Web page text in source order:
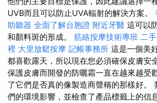
UVB而且可以防止UVA輻射的解決方案。
助聽器 全面了解台胞證 附近牙醫 這可以
和顏料斑的形成。 筋絡按摩技術專班 二
裡 大里放鬆按摩 記帳事務所 這是一個美
都喜歡露天，所以現在您必須確保皮膚安
保護皮膚而開發的防曬霜一直在越來越受
了它們是否真的像製造商聲稱的那樣好。
們的環境影響，並檢查了產品標籤上的信